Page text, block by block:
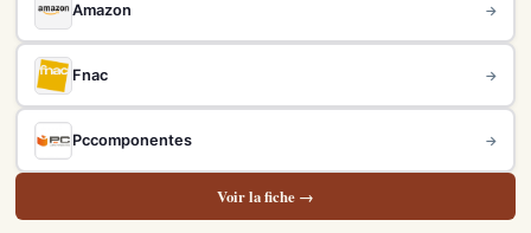
Amazon →
Fnac →
Pccomponentes →
Voir la fiche →